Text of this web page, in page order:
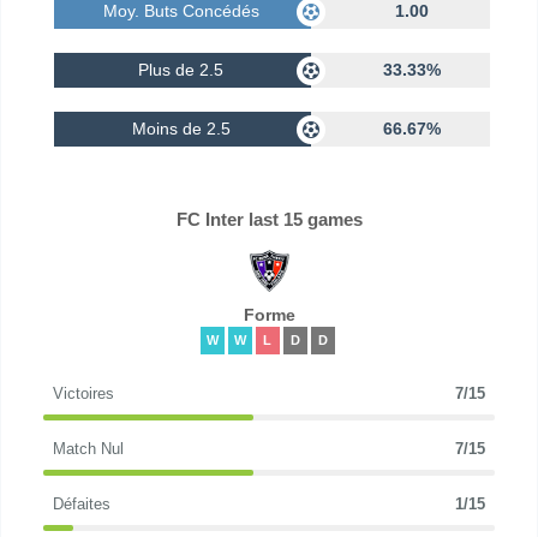
Moy. Buts Concédés 1.00
Plus de 2.5 33.33%
Moins de 2.5 66.67%
FC Inter last 15 games
Forme
W W L D D
Victoires 7/15
Match Nul 7/15
Défaites 1/15